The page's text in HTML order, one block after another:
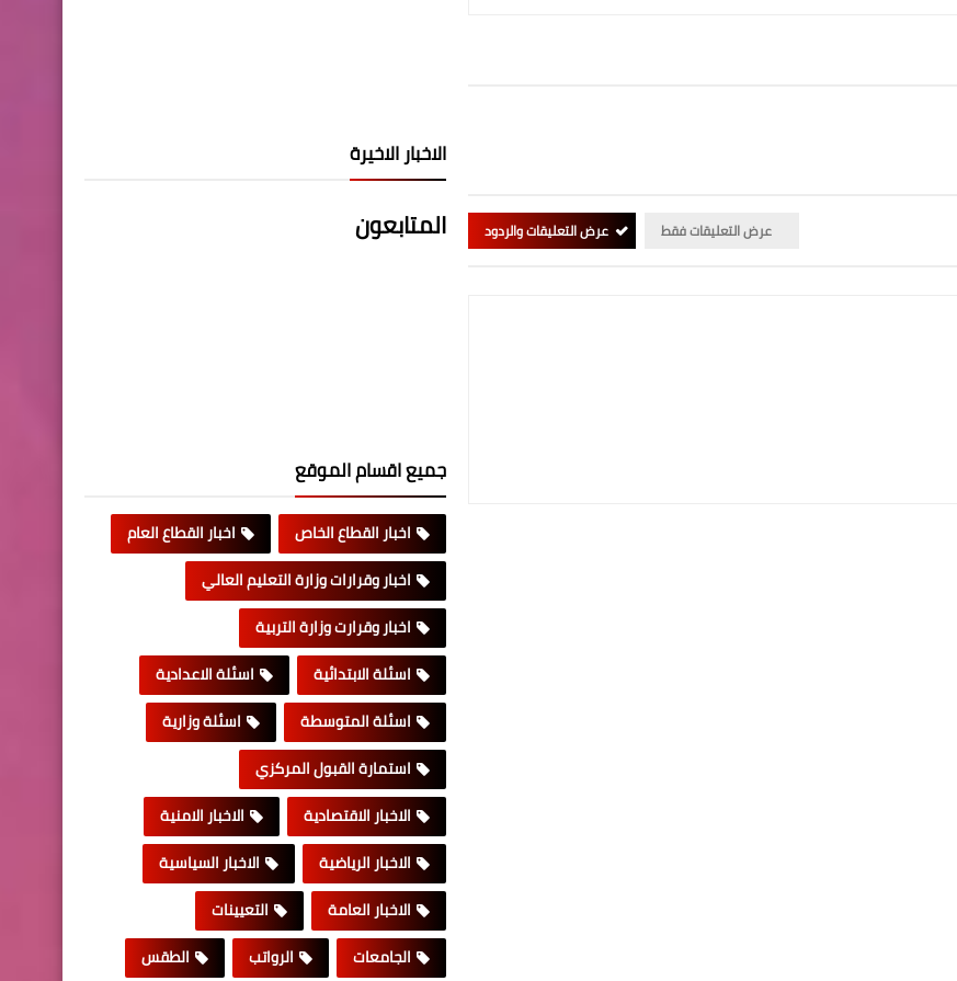
عرض التعليقات فقط عرض التعليقات والردود
الاخبار الاخيرة
المتابعون
جميع اقسام الموقع
اخبار القطاع الخاص
اخبار القطاع العام
اخبار وقرارات وزارة التعليم العالي
اخبار وقرارت وزارة التربية
اسئلة الابتدائية
اسئلة الاعدادية
اسئلة المتوسطة
اسئلة وزارية
استمارة القبول المركزي
الاخبار الاقتصادية
الاخبار الامنية
الاخبار الرياضية
الاخبار السياسية
الاخبار العامة
التعيينات
الجامعات
الرواتب الطقس